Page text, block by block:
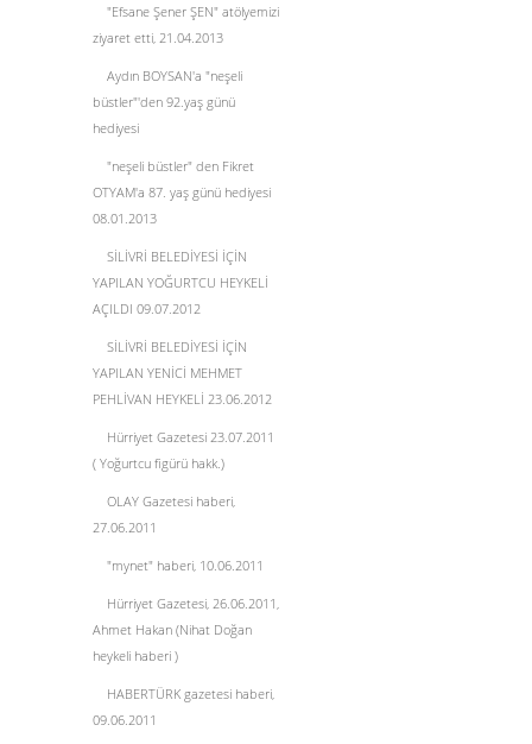
"Efsane Şener ŞEN" atölyemizi
ziyaret etti, 21.04.2013
Aydın BOYSAN'a "neşeli
büstler"'den 92.yaş günü
hediyesi
"neşeli büstler" den Fikret
OTYAM'a 87. yaş günü hediyesi
08.01.2013
SİLİVRİ BELEDİYESİ İÇİN
YAPILAN YOĞURTCU HEYKELİ
AÇILDI 09.07.2012
SİLİVRİ BELEDİYESİ İÇİN
YAPILAN YENİCİ MEHMET
PEHLİVAN HEYKELİ 23.06.2012
Hürriyet Gazetesi 23.07.2011
( Yoğurtcu figürü hakk.)
OLAY Gazetesi haberi,
27.06.2011
"mynet" haberi, 10.06.2011
Hürriyet Gazetesi, 26.06.2011,
Ahmet Hakan (Nihat Doğan
heykeli haberi )
HABERTÜRK gazetesi haberi,
09.06.2011